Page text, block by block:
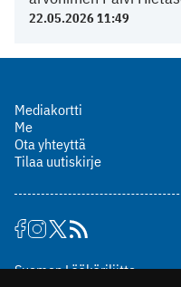
22.05.2026 11:49
Mediakortti
Me
Ota yhteyttä
Tilaa uutiskirje
Suomen Lääkäriliitto